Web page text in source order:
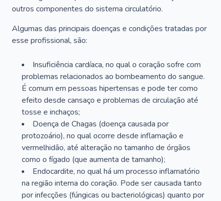
outros componentes do sistema circulatório.
Algumas das principais doenças e condições tratadas por
esse profissional, são:
Insuficiência cardíaca, no qual o coração sofre com
problemas relacionados ao bombeamento do sangue.
É comum em pessoas hipertensas e pode ter como
efeito desde cansaço e problemas de circulação até
tosse e inchaços;
Doença de Chagas (doença causada por
protozoário), no qual ocorre desde inflamação e
vermelhidão, até alteração no tamanho de órgãos
como o fígado (que aumenta de tamanho);
Endocardite, no qual há um processo inflamatório
na região interna do coração. Pode ser causada tanto
por infecções (fúngicas ou bacteriológicas) quanto por